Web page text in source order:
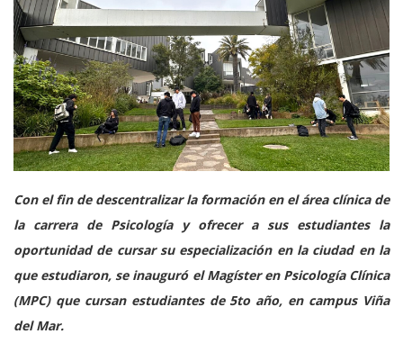
Con el fin de descentralizar la formación en el área clínica de
la carrera de Psicología y ofrecer a sus estudiantes la
oportunidad de cursar su especialización en la ciudad en la
que estudiaron, se inauguró el Magíster en Psicología Clínica
(MPC) que cursan estudiantes de 5to año, en campus Viña
del Mar.